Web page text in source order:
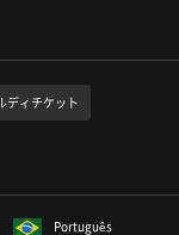
ディチケット
Português